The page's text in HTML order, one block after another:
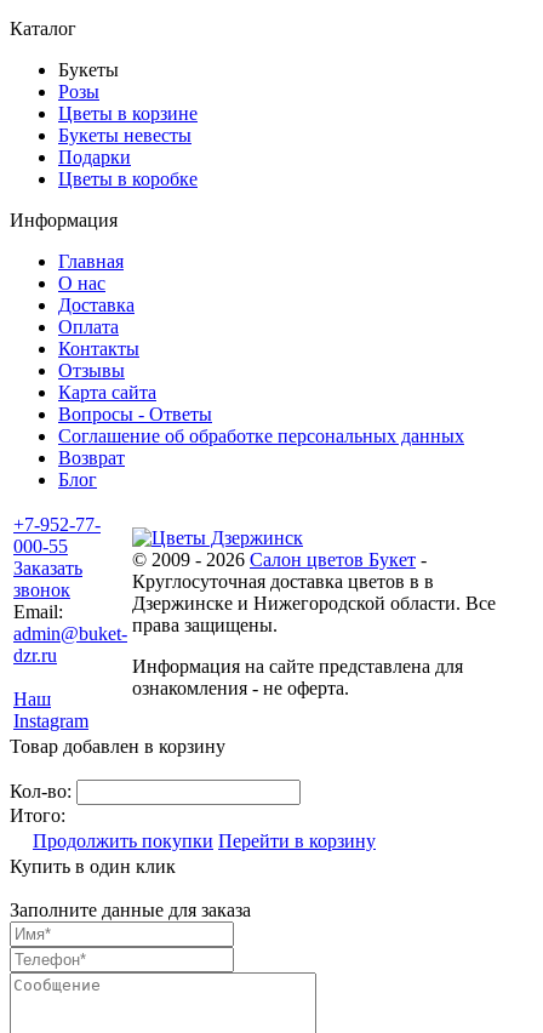
Каталог
Букеты
Розы
Цветы в корзине
Букеты невесты
Подарки
Цветы в коробке
Информация
Главная
О нас
Доставка
Оплата
Контакты
Отзывы
Карта сайта
Вопросы - Ответы
Соглашение об обработке персональных данных
Возврат
Блог
+7-952-77-
000-55
Заказать
звонок
Email:
admin@buket-
dzr.ru
Наш
Instagram
© 2009 - 2026 Салон цветов Букет -
Круглосуточная доставка цветов в в
Дзержинске и Нижегородской области. Все
права защищены.
Информация на сайте представлена для
ознакомления - не оферта.
Товар добавлен в корзину
Кол-во:
Итого:
Продолжить покупки Перейти в корзину
Купить в один клик
Заполните данные для заказа